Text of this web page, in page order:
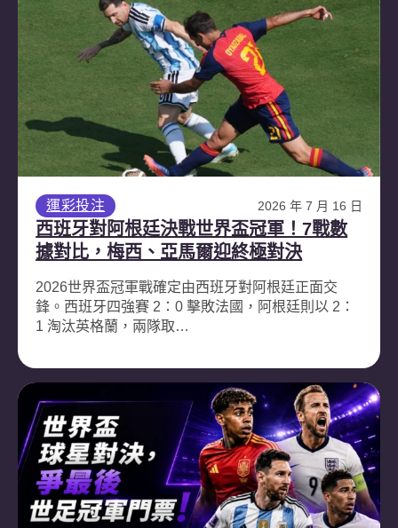
運彩投注 2026 年 7 月 16 日
西班牙對阿根廷決戰世界盃冠軍！7戰數
據對比，梅西、亞馬爾迎終極對決
2026世界盃冠軍戰確定由西班牙對阿根廷正面交
鋒。西班牙四強賽 2：0 擊敗法國，阿根廷則以 2：
1 淘汰英格蘭，兩隊取…